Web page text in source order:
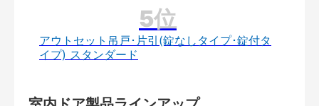
アウトセット吊戸･片引(錠なしタイプ･錠付タ
イプ) スタンダード